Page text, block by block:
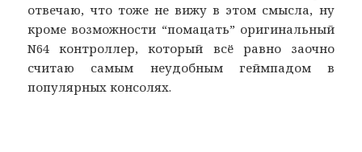
отвечаю, что тоже не вижу в этом смысла, ну
кроме возможности “помацать” оригинальный
N64 контроллер, который всё равно заочно
считаю самым неудобным геймпадом в
популярных консолях.